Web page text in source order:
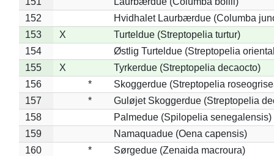
152
Hvidhalet Laurbærdue (Columba
153
X
Turteldue (Streptopelia turtur)
154
Østlig Turteldue (Streptopelia
155
X
Tyrkerdue (Streptopelia decaocto)
156
*
Skoggerdue (Streptopelia
157
*
Guløjet Skoggerdue (Streptopelia
158
Palmedue (Spilopelia senegalensis)
159
Namaquadue (Oena capensis)
160
*
Sørgedue (Zenaida macroura)